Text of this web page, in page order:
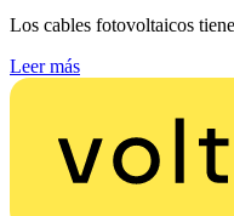
Los cables fotovoltaicos
Leer más